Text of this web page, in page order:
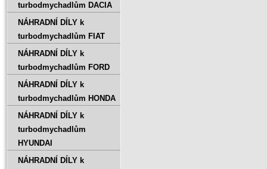
turbodmychadlům DACIA
NÁHRADNÍ DÍLY k
turbodmychadlům FIAT
NÁHRADNÍ DÍLY k
turbodmychadlům FORD
NÁHRADNÍ DÍLY k
turbodmychadlům HONDA
NÁHRADNÍ DÍLY k
turbodmychadlům
HYUNDAI
NÁHRADNÍ DÍLY k